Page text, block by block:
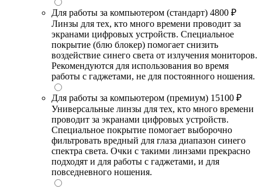
Для работы за компьютером (стандарт) 4800 ₽
Линзы для тех, кто много времени проводит за
экранами цифровых устройств. Специальное
покрытие (блю блокер) помогает снизить
воздействие синего света от излучения мониторов.
Рекомендуются для использования во время
работы с гаджетами, не для постоянного ношения.
Для работы за компьютером (премиум) 15100 ₽
Универсальные линзы для тех, кто много времени
проводит за экранами цифровых устройств.
Специальное покрытие помогает выборочно
фильтровать вредный для глаза диапазон синего
спектра света. Очки с такими линзами прекрасно
подходят и для работы с гаджетами, и для
повседневного ношения.